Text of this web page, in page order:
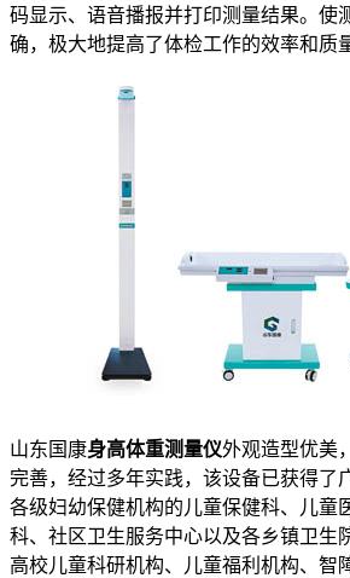
码显示、语音播报并打印测量结果。使
确，极大地提高了体检工作的效率和质
山东国康身高体重测量仪外观造型优美
完善，经过多年实践，该设备已获得了
各级妇幼保健机构的儿童保健科、儿童
科、社区卫生服务中心以及各乡镇卫生
高校儿童科研机构、儿童福利机构、智